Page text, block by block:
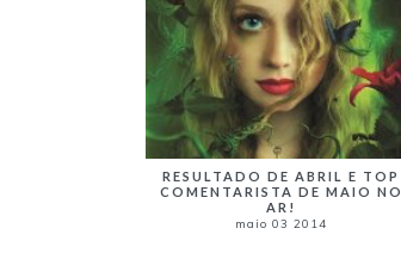
RESULTADO DE ABRIL E TOP
COMENTARISTA DE MAIO NO
AR!
maio 03 2014